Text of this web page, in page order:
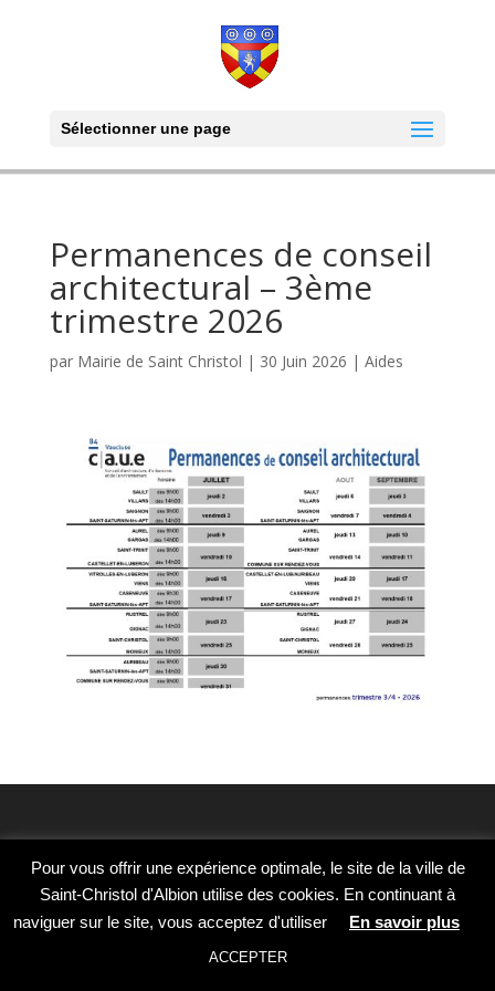
Sélectionner une page
Permanences de conseil
architectural – 3ème
trimestre 2026
par Mairie de Saint Christol | 30 Juin 2026 | Aides
Pour vous offrir une expérience optimale, le site de la ville de
Saint-Christol d'Albion utilise des cookies. En continuant à
naviguer sur le site, vous acceptez d'utiliser
En savoir plus
ACCEPTER